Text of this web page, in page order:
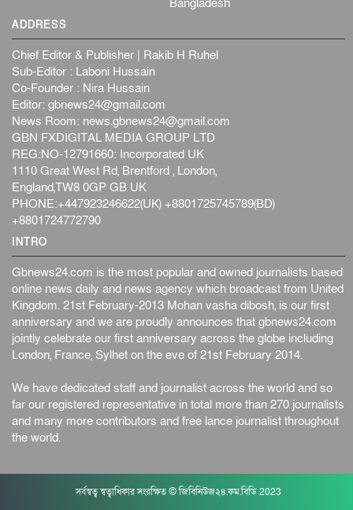
Bangladesh
ADDRESS
Chief Editor & Publisher | Rakib H Ruhel
Sub-Editor : Laboni Hussain
Co-Founder : Nira Hussain
Editor: gbnews24@gmail.com
News Room: news.gbnews24@gmail.com
GBN FXDIGITAL MEDIA GROUP LTD
REG:NO-12791660: Incorporated UK
1110 Great West Rd, Brentford , London,
England,TW8 0GP GB UK
PHONE:+447923246622(UK) +8801725745789(BD)
+8801724772790
INTRO
Gbnews24.com is the most popular and owned journalists based
online news daily and news agency which broadcast from United
Kingdom. 21st February-2013 Mohan vasha dibosh, is our first
anniversary and we are proudly announces that gbnews24.com
jointly celebrate our first anniversary across the globe including
London, France, Sylhet on the eve of 21st February 2014.
We have dedicated staff and journalist across the world and so
far our registered representative in total more than 270 journalists
and many more contributors and free lance journalist throughout
the world.
সর্বস্বত্ব স্বত্বাধিকার সংরক্ষিত © জিবিনিউজ২৪.কম.বিডি 2023